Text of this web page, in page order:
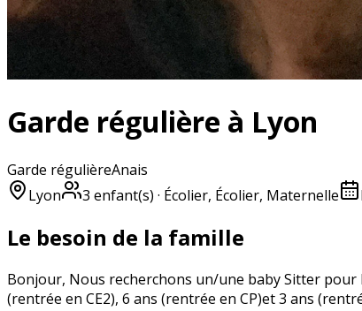
Garde régulière à Lyon
Garde régulièreAnais
Lyon
3 enfant(s) · Écolier, Écolier, Maternelle
Le besoin de la famille
Bonjour, Nous recherchons un/une baby Sitter pour
(rentrée en CE2), 6 ans (rentrée en CP)et 3 ans